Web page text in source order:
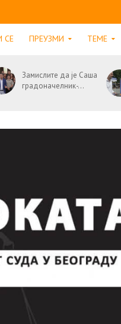
СЕ ПРЕУЗМИ ТЕМЕ
Замислите да је Саша
градоначелник-...